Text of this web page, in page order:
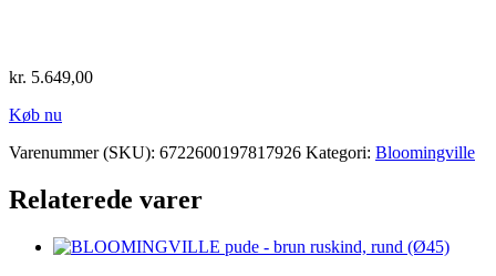
kr. 5.649,00
Køb nu
Varenummer (SKU): 6722600197817926 Kategori: Bloomingville
Relaterede varer